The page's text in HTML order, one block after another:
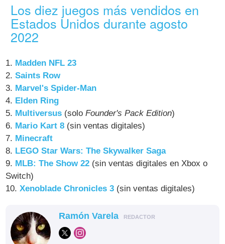
Los diez juegos más vendidos en
Estados Unidos durante agosto
2022
1. Madden NFL 23
2.Saints Row
3. Marvel's Spider-Man
4. Elden Ring
5. Multiversus (soloFounder's Pack Edition)
6. Mario Kart 8 (sin ventas digitales)
7. Minecraft
8. LEGO Star Wars: The Skywalker Saga
9. MLB: The Show 22 (sin ventas digitales en Xbox o
Switch)
10.Xenoblade Chronicles 3 (sin ventas digitales)
Ramón Varela REDACTOR